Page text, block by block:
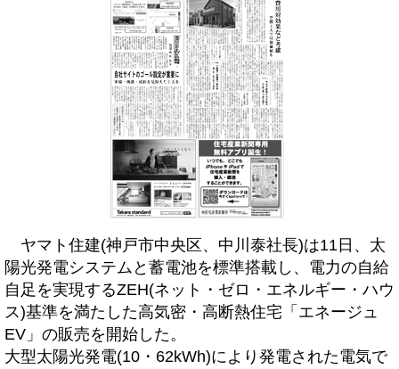
ヤマト住建(神戸市中央区、中川泰社長)は11日、太
陽光発電システムと蓄電池を標準搭載し、電力の自給
自足を実現するZEH(ネット・ゼロ・エネルギー・ハウ
ス)基準を満たした高気密・高断熱住宅「エネージュ
EV」の販売を開始した。
大型太陽光発電(10・62kWh)により発電された電気で